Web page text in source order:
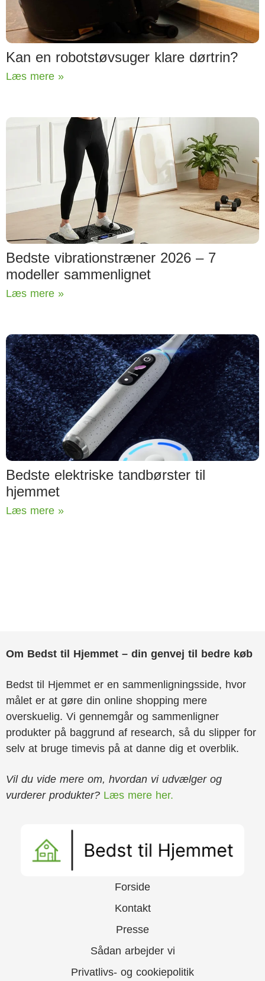
Kan en robotstøvsuger klare dørtrin?
Læs mere »
Bedste vibrationstræner 2026 – 7
modeller sammenlignet
Læs mere »
Bedste elektriske tandbørster til
hjemmet
Læs mere »
Om Bedst til Hjemmet – din genvej til bedre køb
Bedst til Hjemmet er en sammenligningsside, hvor
målet er at gøre din online shopping mere
overskuelig. Vi gennemgår og sammenligner
produkter på baggrund af research, så du slipper for
selv at bruge timevis på at danne dig et overblik.
Vil du vide mere om, hvordan vi udvælger og
vurderer produkter? Læs mere her.
Forside
Kontakt
Presse
Sådan arbejder vi
Privatlivs- og cookiepolitik